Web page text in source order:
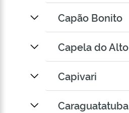
Capão Bonito
Capela do Alto
Capivari
Caraguatatuba